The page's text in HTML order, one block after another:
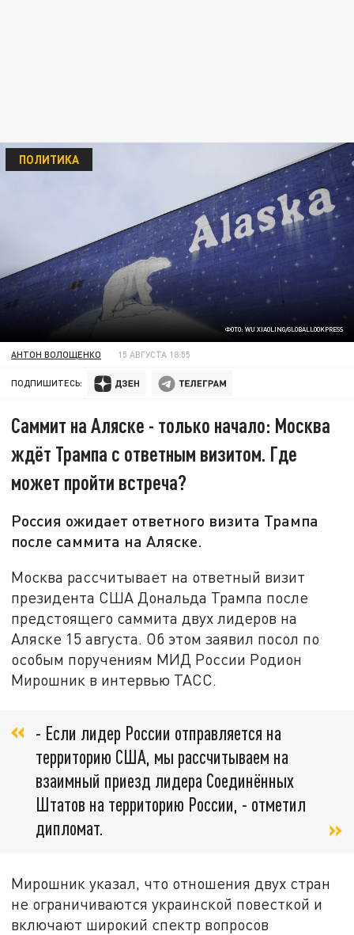
ФОТО: WU XIAOLING/GLOBALLOOKPRESS
ПОЛИТИКА
АНТОН ВОЛОЩЕНКО 15 АВГУСТА 18:55
ПОДПИШИТЕСЬ:
Саммит на Аляске - только начало: Москва
ждёт Трампа с ответным визитом. Где
может пройти встреча?
Россия ожидает ответного визита Трампа
после саммита на Аляске.
Москва рассчитывает на ответный визит
президента США Дональда Трампа после
предстоящего саммита двух лидеров на
Аляске 15 августа. Об этом заявил посол по
особым поручениям МИД России Родион
Мирошник в интервью ТАСС.
- Если лидер России отправляется на
территорию США, мы рассчитываем на
взаимный приезд лидера Соединённых
Штатов на территорию России, - отметил
дипломат.
Мирошник указал, что отношения двух стран
не ограничиваются украинской повесткой и
включают широкий спектр вопросов